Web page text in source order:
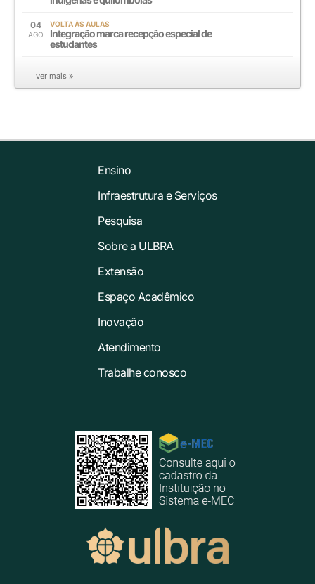
04
AGO
VOLTA ÀS AULAS
Integração marca recepção especial de
estudantes
ver mais »
Ensino
Infraestrutura e Serviços
Pesquisa
Sobre a ULBRA
Extensão
Espaço Acadêmico
Inovação
Atendimento
Trabalhe conosco